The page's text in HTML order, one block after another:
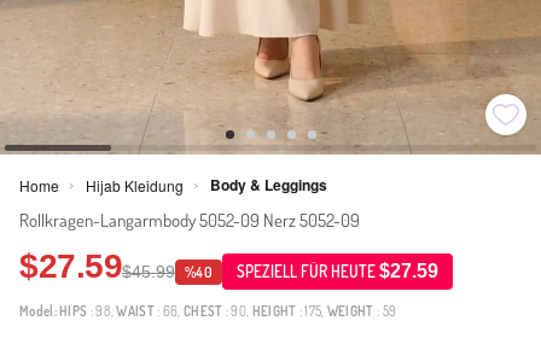
Home > Hijab Kleidung > Body & Leggings
Rollkragen-Langarmbody 5052-09 Nerz 5052-09
$27.59$45.99 %40 SPEZIELL FÜR HEUTE$27.59
Model: HIPS : 98,WAIST: 66,CHEST : 90, HEIGHT : 175, WEIGHT : 59